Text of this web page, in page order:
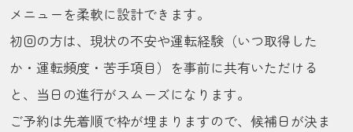
メニューを柔軟に設計できます。
初回の方は、現状の不安や運転経験（いつ取得した
か・運転頻度・苦手項目）を事前に共有いただける
と、当日の進行がスムーズになります。
ご予約は先着順で枠が埋まりますので、候補日が決ま